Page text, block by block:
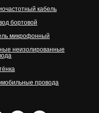
кабель
бортовой
микрофонный
неизолированные
провода